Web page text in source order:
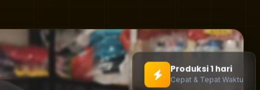
Produksi 1 hari
Cepat & Tepat Waktu